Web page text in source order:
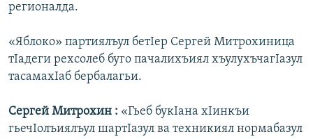
регионалда.
«Яблоко» партиялъул бетIер Сергей Митрохиница
тIадеги рехсолеб буго пачалихъиял хъулухъчагIазул
тасамахIаб бербалагьи.
Сергей Митрохин : «Гьеб букIана хIинкъи
гьечIолъиялъул шартIазул ва техникиял нормабазул